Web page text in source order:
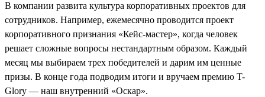
В компании развита культура корпоративных проектов для
сотрудников. Например, ежемесячно проводится проект
корпоративного признания «Кейс-мастер», когда человек
решает сложные вопросы нестандартным образом. Каждый
месяц мы выбираем трех победителей и дарим им ценные
призы. В конце года подводим итоги и вручаем премию T-
Glory — наш внутренний «Оскар».